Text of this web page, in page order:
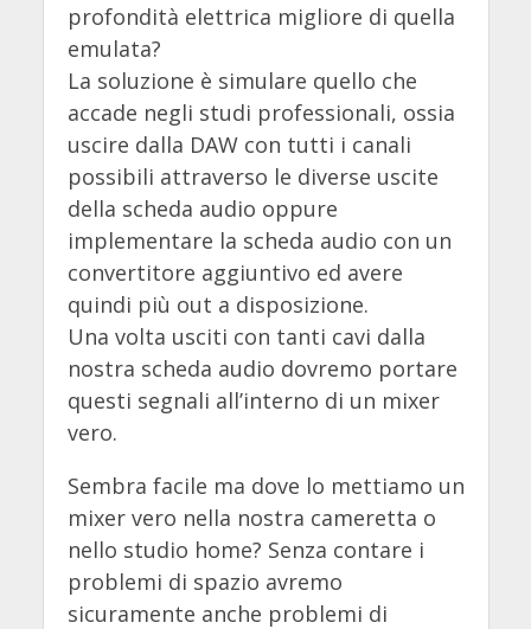
profondità elettrica migliore di quella
emulata?
La soluzione è simulare quello che
accade negli studi professionali, ossia
uscire dalla DAW con tutti i canali
possibili attraverso le diverse uscite
della scheda audio oppure
implementare la scheda audio con un
convertitore aggiuntivo ed avere
quindi più out a disposizione.
Una volta usciti con tanti cavi dalla
nostra scheda audio dovremo portare
questi segnali all’interno di un mixer
vero.
Sembra facile ma dove lo mettiamo un
mixer vero nella nostra cameretta o
nello studio home? Senza contare i
problemi di spazio avremo
sicuramente anche problemi di